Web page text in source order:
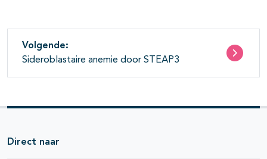
Volgende:
Sideroblastaire anemie door STEAP3
Direct naar